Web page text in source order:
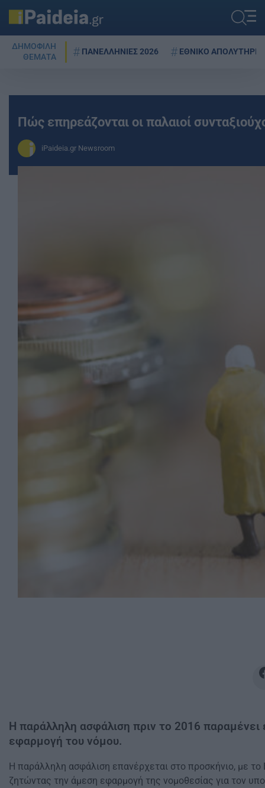
ΔΗΜΟΦΙΛΗ
ΘΕΜΑΤΑ
ΠΑΝΕΛΛΗΝΙΕΣ 2026 ΕΘΝΙΚΟ ΑΠΟΛΥΤΗΡΙΟ
Πώς επηρεάζονται οι παλαιοί
iPaideia.gr Newsroom
Η παράλληλη ασφάλιση πριν το 2016 παραμένει
εφαρμογή του νόμου.
Η παράλληλη ασφάλιση επανέρχεται στο προσκήνιο, με το
ζητώντας την άμεση εφαρμογή της νομοθεσίας για τον